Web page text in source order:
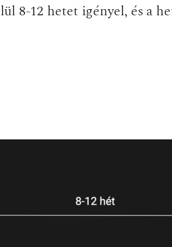
8-12 hetet igényel, és a